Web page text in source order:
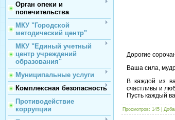
Орган опеки и
попечительства
МКУ "Городской
методический центр"
МКУ "Единый учетный
центр учреждений
образования"
Муниципальные услуги
Комплексная безопасность
Противодействие
коррупции
Дорогие
Ваша сила,
В каждой из
счастливы и
Пусть каждый
Просмотров: 145 |